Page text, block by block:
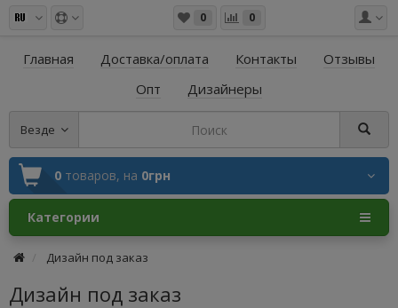
0 0
Главная Доставка/оплата Контакты
Отзывы
Опт
Дизайнеры
Везде
0 товаров, на 0грн
Категории
Дизайн под заказ
Дизайн под заказ